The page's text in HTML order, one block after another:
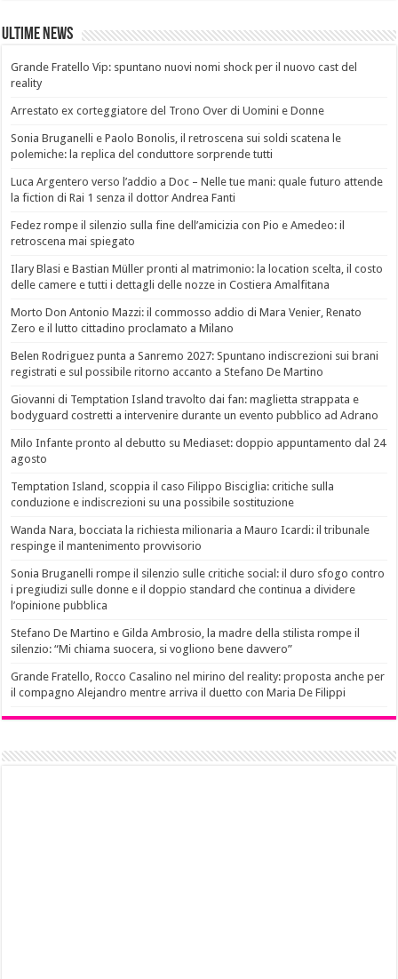
Ultime News
Grande Fratello Vip: spuntano nuovi nomi shock per il nuovo cast del
reality
Arrestato ex corteggiatore del Trono Over di Uomini e Donne
Sonia Bruganelli e Paolo Bonolis, il retroscena sui soldi scatena le
polemiche: la replica del conduttore sorprende tutti
Luca Argentero verso l’addio a Doc – Nelle tue mani: quale futuro attende
la fiction di Rai 1 senza il dottor Andrea Fanti
Fedez rompe il silenzio sulla fine dell’amicizia con Pio e Amedeo: il
retroscena mai spiegato
Ilary Blasi e Bastian Müller pronti al matrimonio: la location scelta, il costo
delle camere e tutti i dettagli delle nozze in Costiera Amalfitana
Morto Don Antonio Mazzi: il commosso addio di Mara Venier, Renato
Zero e il lutto cittadino proclamato a Milano
Belen Rodriguez punta a Sanremo 2027: Spuntano indiscrezioni sui brani
registrati e sul possibile ritorno accanto a Stefano De Martino
Giovanni di Temptation Island travolto dai fan: maglietta strappata e
bodyguard costretti a intervenire durante un evento pubblico ad Adrano
Milo Infante pronto al debutto su Mediaset: doppio appuntamento dal 24
agosto
Temptation Island, scoppia il caso Filippo Bisciglia: critiche sulla
conduzione e indiscrezioni su una possibile sostituzione
Wanda Nara, bocciata la richiesta milionaria a Mauro Icardi: il tribunale
respinge il mantenimento provvisorio
Sonia Bruganelli rompe il silenzio sulle critiche social: il duro sfogo contro
i pregiudizi sulle donne e il doppio standard che continua a dividere
l’opinione pubblica
Stefano De Martino e Gilda Ambrosio, la madre della stilista rompe il
silenzio: “Mi chiama suocera, si vogliono bene davvero”
Grande Fratello, Rocco Casalino nel mirino del reality: proposta anche per
il compagno Alejandro mentre arriva il duetto con Maria De Filippi